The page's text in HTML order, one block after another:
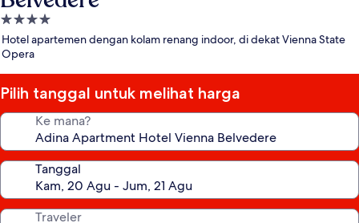
Properti
bintang
4.0
Hotel apartemen dengan kolam renang indoor, di dekat Vienna State
Opera
Pilih tanggal untuk melihat harga
Ke mana?
Tanggal
Traveler